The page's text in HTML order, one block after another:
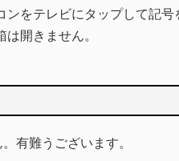
ンをテレビにタップして記
は開きません。
有難うございます。